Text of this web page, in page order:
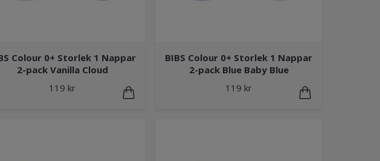
Colour 0+ Storlek 1 Nappar
2-pack Vanilla Cloud
119 kr
BIBS Colour 0+ Storlek 1 Nappar
2-pack Blue Baby Blue
119 kr